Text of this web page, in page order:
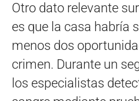
Otro dato relevante
es que la casa habría
menos dos
crimen. Durante un
los especialistas